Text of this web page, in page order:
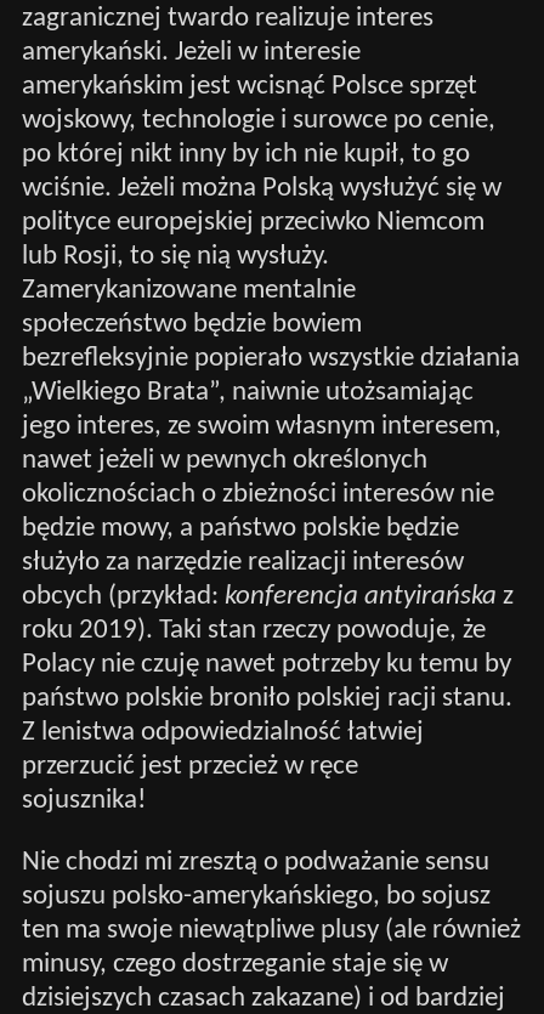
zagranicznej twardo realizuje interes
amerykański. Jeżeli w interesie
amerykańskim jest wcisnąć Polsce sprzęt
wojskowy, technologie i surowce po cenie,
po której nikt inny by ich nie kupił, to go
wciśnie. Jeżeli można Polską wysłużyć się w
polityce europejskiej przeciwko Niemcom
lub Rosji, to się nią wysłuży.
Zamerykanizowane mentalnie
społeczeństwo będzie bowiem
bezrefleksyjnie popierało wszystkie działania
„Wielkiego Brata”, naiwnie utożsamiając
jego interes, ze swoim własnym interesem,
nawet jeżeli w pewnych określonych
okolicznościach o zbieżności interesów nie
będzie mowy, a państwo polskie będzie
służyło za narzędzie realizacji interesów
obcych (przykład: konferencja antyirańska z
roku 2019). Taki stan rzeczy powoduje, że
Polacy nie czuję nawet potrzeby ku temu by
państwo polskie broniło polskiej racji stanu.
Z lenistwa odpowiedzialność łatwiej
przerzucić jest przecież w ręce
sojusznika!
Nie chodzi mi zresztą o podważanie sensu
sojuszu polsko-amerykańskiego, bo sojusz
ten ma swoje niewątpliwe plusy (ale również
minusy, czego dostrzeganie staje się w
dzisiejszych czasach zakazane) i od bardziej